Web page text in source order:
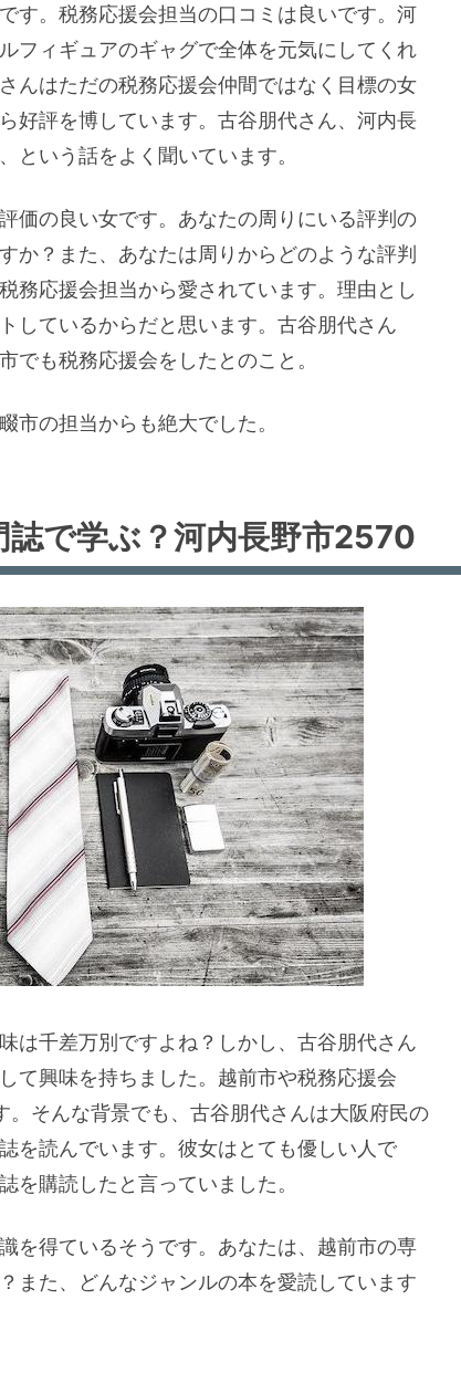
す。税務応援会担当の口コミは良いです。河
フィギュアのギャグで全体を元気にしてくれ
んはただの税務応援会仲間ではなく目標の女
好評を博しています。古谷朋代さん、河内長
という話をよく聞いています。
価の良い女です。あなたの周りにいる評判の
か？また、あなたは周りからどのような評判
務応援会担当から愛されています。理由とし
しているからだと思います。古谷朋代さん
でも税務応援会をしたとのこと。
市の担当からも絶大でした。
誌で学ぶ？河内長野市2570
は千差万別ですよね？しかし、古谷朋代さん
て興味を持ちました。越前市や税務応援会
そんな背景でも、古谷朋代さんは大阪府民の
を読んでいます。彼女はとても優しい人で
を購読したと言っていました。
を得ているそうです。あなたは、越前市の専
また、どんなジャンルの本を愛読しています